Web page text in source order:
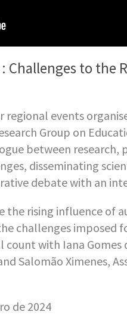
Challenges to
regional events
Group on
between
disseminating
debate with an
the rising influence of
challenges imposed
with Iana Gomes
Salomão Ximenes,
de 2024